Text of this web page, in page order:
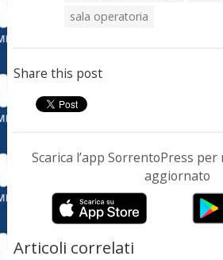
sala operatoria
Share this post
Scarica l’app SorrentoPress
aggiornato
Articoli correlati